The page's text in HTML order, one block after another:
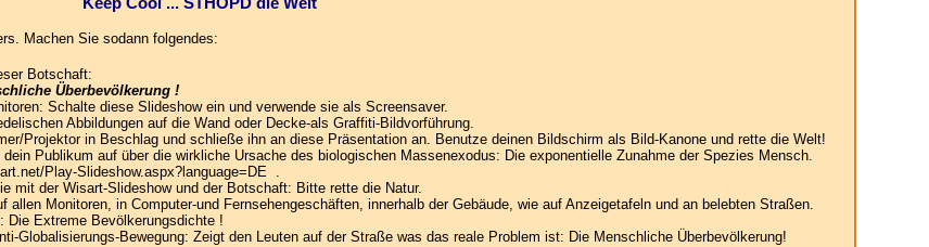
Machen Sie sodann folgendes:
Botschaft:
Überbevölkerung !
Schalte diese Slideshow ein und verwende sie als Screensaver.
Abbildungen auf die Wand oder Decke-als Graffiti-Bildvorführung.
Projektor in Beschlag und schließe ihn an diese Präsentation an. Benutze deinen Bildschirm als Bild-Kanone und rette die Welt!
Publikum auf über die wirkliche Ursache des biologischen Massenexodus: Die exponentielle Zunahme der Spezies Mensch.
Play-Slideshow.aspx?language=DE .
mit der Wisart-Slideshow und der Botschaft: Bitte rette die Natur.
Monitoren, in Computer-und Fernsehengeschäften, innerhalb der Gebäude, wie auf Anzeigetafeln und an belebten Straßen.
Die Extreme Bevölkerungsdichte !
Globalisierungs-Bewegung: Zeigt den Leuten auf der Straße was das reale Problem ist: Die Menschliche Überbevölkerung!